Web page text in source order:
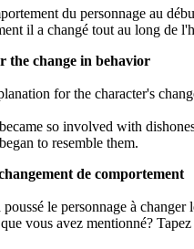
du personnage au
il a changé tout au long de
the change in behavior
for the character's
so involved with
to resemble them.
de comportement
le personnage à changer
vous avez mentionné?